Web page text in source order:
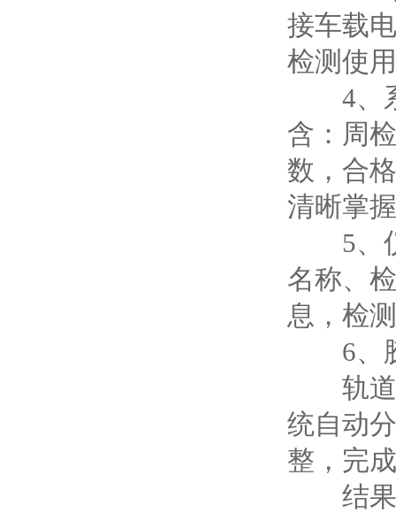
接车载
检测使
4、系
含：周
数，合
清晰掌
5、仪
名称、
息，检
6、胶
轨道
统自动
整，完
结果